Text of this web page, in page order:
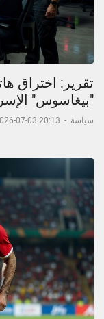
تقرير: اختراق
"بيغاسوس"
سياسة -
20:13 03-07-2026